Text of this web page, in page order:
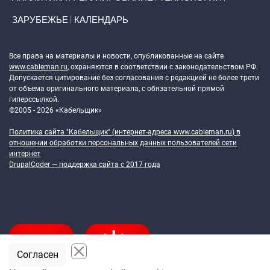
ЗАРУБЕЖЬЕ КАЛЕНДАРЬ
Все права на материалы и новости, опубликованные на сайте
www.cableman.ru, охраняются в соответствии с законодательством РФ.
Допускается цитирование без согласования с редакцией не более трети
от объема оригинального материала, с обязательной прямой
гиперссылкой.
©2005 - 2026 «Кабельщик»
Политика сайта "Кабельщик" (интернет-адреса www.cableman.ru) в
отношении обработки персональных данных пользователей сети
интернет
DrupalCoder — поддержка сайта c 2017 года
Согласен